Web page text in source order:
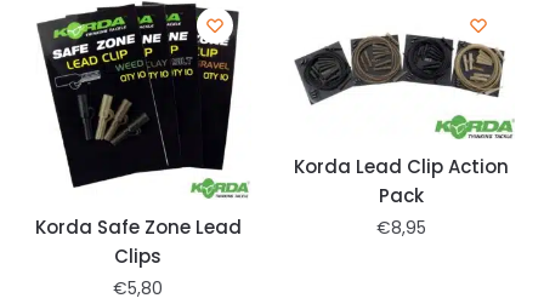
Korda Safe Zone Lead
Clips
€5,80
Korda Lead Clip Action
Pack
€8,95